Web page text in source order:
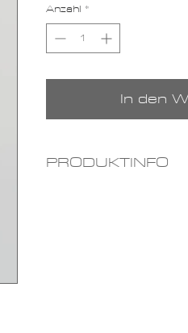
Anzahl *
In den
PRODUKTINFO